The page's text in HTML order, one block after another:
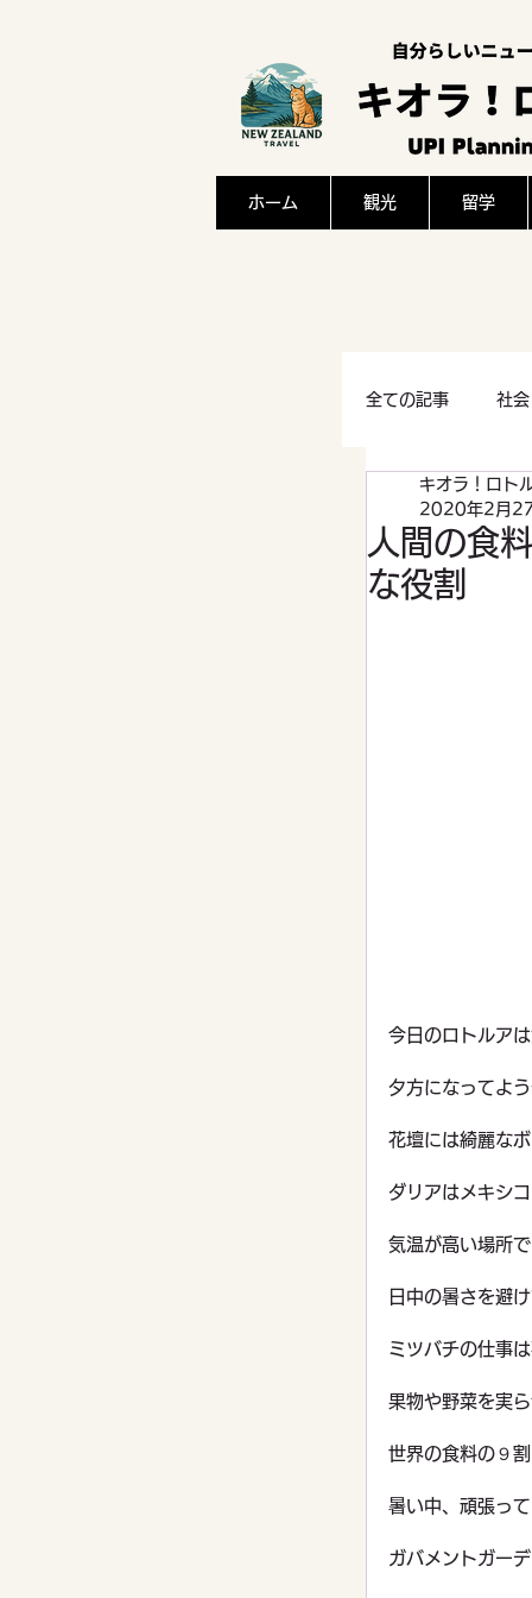
ホーム 観光 留学
全ての記事 社会
感想 文化
家庭菜園
人間の食
な役割
キオラ！ロト
2020年2月
今日のロトルア
夕方になってよ
花壇には綺麗な
ダリアはメキシ
気温が高い場所
日中の暑さを避
ミツバチの仕事
果物や野菜を実
世界の食料の９
暑い中、頑張っ
ガバメントガー